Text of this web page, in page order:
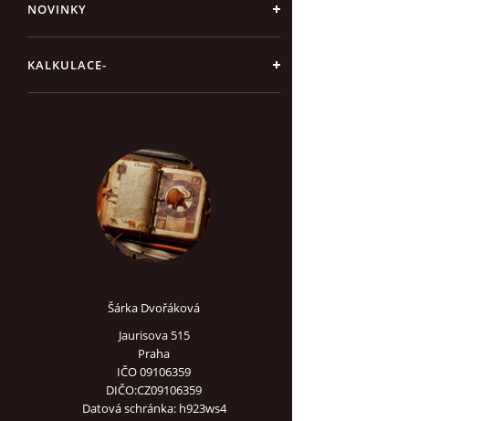
NOVINKY
KALKULACE-
Šárka Dvořáková
Jaurisova 515
Praha
IČO 09106359
DIČO:CZ09106359
Datová schránka: h923ws4